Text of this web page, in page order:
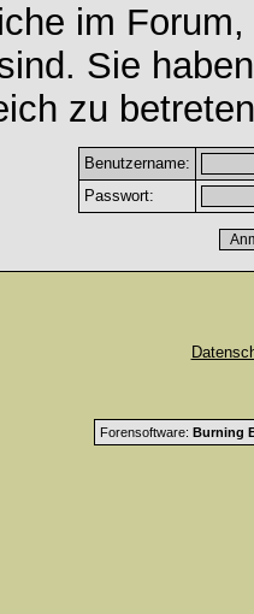
im
Sie
zu
Benutzername:
Passwort:
Forensoftware: Burning